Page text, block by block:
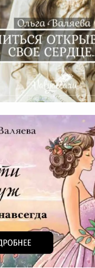
Открывать Свое